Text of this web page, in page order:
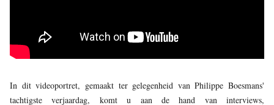
MUNT
STEUN
In dit videoportret, gemaakt ter gelegenheid van Philippe Boesmans'
tachtigste verjaardag, komt u aan de hand van interviews,